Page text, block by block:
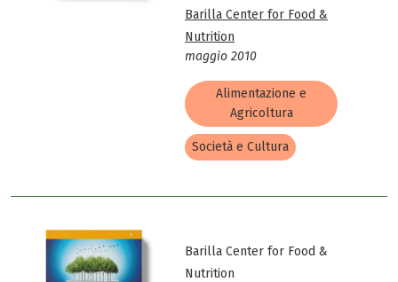
Barilla Center for Food &
Nutrition
maggio 2010
Alimentazione e
Agricoltura
Società e Cultura
Barilla Center for Food &
Nutrition